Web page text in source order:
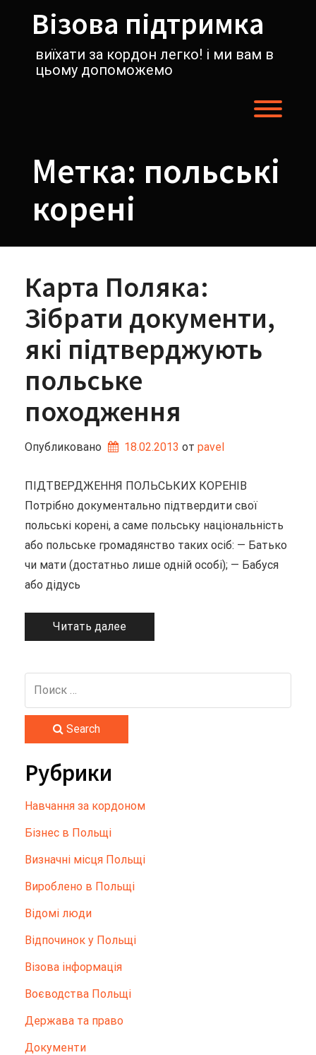
содержимомуВізова підтримка
виїхати за кордон легко! і ми вам в
цьому допоможемо
Метка: польські
корені
Карта Поляка:
Зібрати документи,
які підтверджують
польське
походження
Опубликовано 18.02.2013 от pavel
ПІДТВЕРДЖЕННЯ ПОЛЬСЬКИХ КОРЕНІВ
Потрібно документально підтвердити свої
польські корені, а саме польську національність
або польське громадянство таких осіб: — Батько
чи мати (достатньо лише одній особі); — Бабуся
або дідусь
Читать далее
Search
Рубрики
Hавчання за кордоном
Бізнес в Польщі
Визначні місця Польщі
Вироблено в Польщі
Відомі люди
Відпочинок у Польщі
Візова інформація
Воєводства Польщі
Держава та право
Документи